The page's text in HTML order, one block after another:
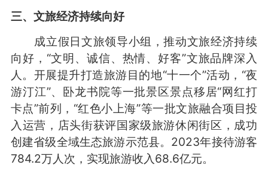
三、文旅经济持续向好
成立假日文旅领导小组，推动文旅经济持续
向好，“文明、诚信、热情、好客”文旅品牌深入
人。开展提升打造旅游目的地“十一个”活动，“夜
游汀江”、卧龙书院等一批景区景点移居“网红打
卡点”前列，“红色小上海”等一批文旅融合项目投
入运营，店头街获评国家级旅游休闲街区，成功
创建省级全域生态旅游示范县。2023年接待游客
784.2万人次，实现旅游收入68.6亿元。